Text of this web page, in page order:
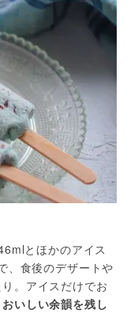
とほかのアイス
、食後のデザートや
。アイスだけでお
おいしい余韻を残し